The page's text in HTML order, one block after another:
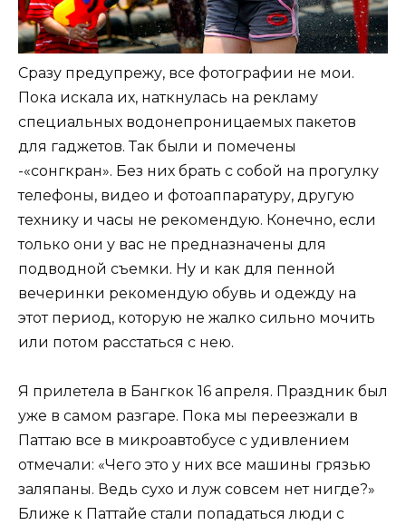
Сразу предупрежу, все фотографии не мои.
Пока искала их, наткнулась на рекламу
специальных водонепроницаемых пакетов
для гаджетов. Так были и помечены
-«сонгкран». Без них брать с собой на прогулку
телефоны, видео и фотоаппаратуру, другую
технику и часы не рекомендую. Конечно, если
только они у вас не предназначены для
подводной съемки. Ну и как для пенной
вечеринки рекомендую обувь и одежду на
этот период, которую не жалко сильно мочить
или потом расстаться с нею.
Я прилетела в Бангкок 16 апреля. Праздник был
уже в самом разгаре. Пока мы переезжали в
Паттаю все в микроавтобусе с удивлением
отмечали: «Чего это у них все машины грязью
заляпаны. Ведь сухо и луж совсем нет нигде?»
Ближе к Паттайе стали попадаться люди с